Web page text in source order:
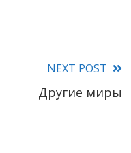
NEXT POST
Другие миры